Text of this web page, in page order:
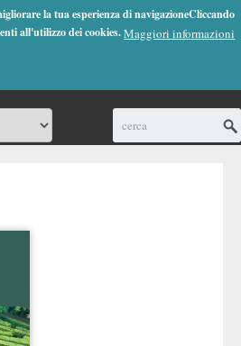
la tua esperienza di navigazioneCliccando
all'utilizzo dei cookies.Maggiori informazioni
(0)